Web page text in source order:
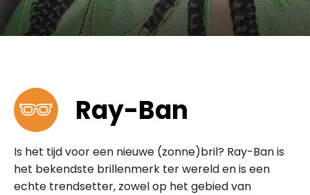
Ray-Ban
Is het tijd voor een nieuwe (zonne)bril? Ray-Ban is
het bekendste brillenmerk ter wereld en is een
echte trendsetter, zowel op het gebied van